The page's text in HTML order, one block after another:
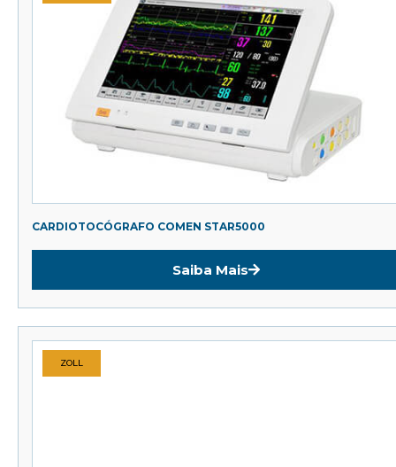
CARDIOTOCÓGRAFO COMEN STAR5000
Saiba Mais
ZOLL